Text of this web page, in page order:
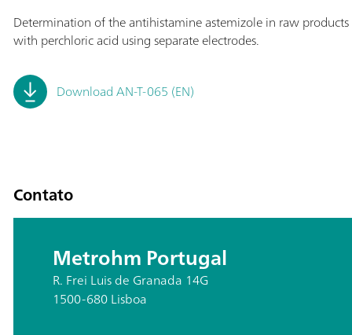
Determination of the antihistamine astemizole in raw
with perchloric acid using separate electrodes.
Download AN-T-065 (EN)
Contato
Metrohm Portugal
R. Frei Luis de Granada 14G
1500-680 Lisboa